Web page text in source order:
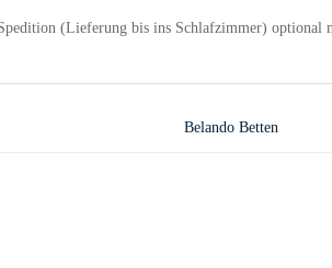
(Lieferung bis ins Schlafzimmer) optional
Belando Betten